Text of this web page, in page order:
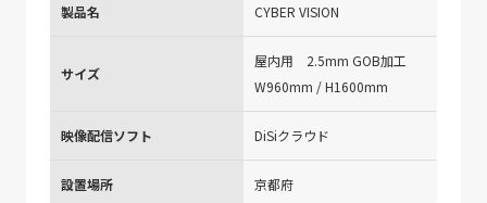
製品名 CYBER VISION
サイズ
屋内用 2.5mm GOB加工
W960mm / H1600mm
映像配信ソフト DiSiクラウド
設置場所 京都府